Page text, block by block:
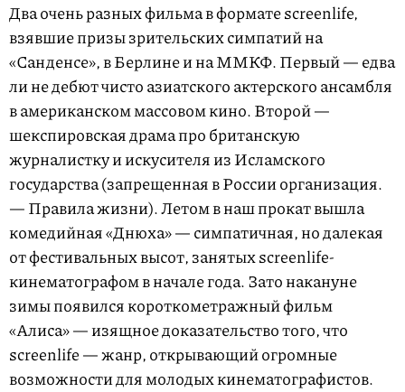
Два очень разных фильма в формате screenlife,
взявшие призы зрительских симпатий на
«Санденсе», в Берлине и на ММКФ. Первый — едва
ли не дебют чисто азиатского актерского ансамбля
в американском массовом кино. Второй —
шекспировская драма про британскую
журналистку и искусителя из Исламского
государства (запрещенная в России организация.
— Правила жизни). Летом в наш прокат вышла
комедийная «Днюха» — симпатичная, но далекая
от фестивальных высот, занятых screenlife-
кинематографом в начале года. Зато накануне
зимы появился короткометражный фильм
«Алиса» — изящное доказательство того, что
screenlife — жанр, открывающий огромные
возможности для молодых кинематографистов.